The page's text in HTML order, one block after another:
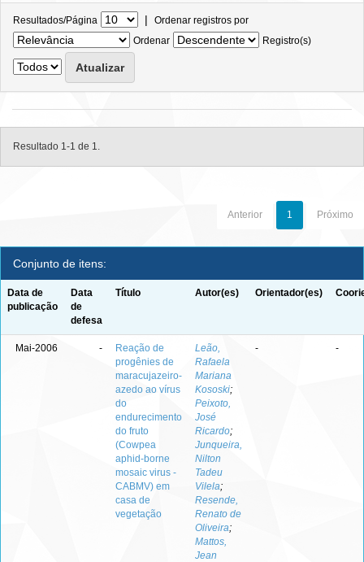
Resultados/Página | Ordenar registros por
Ordenar
Registro(s)
Resultado 1-1 de 1.
Anterior 1 Próximo
Conjunto de itens:
Data de
publicação
Data
de
defesa
Título Autor(es) Orientador(es)
Mai-2006 -
Reação de
progênies de
maracujazeiro-
azedo ao vírus
do
endurecimento
do fruto
(Cowpea
aphid-borne
mosaic virus -
CABMV) em
casa de
vegetação
Leão,
Rafaela
Mariana
Kososki;
Peixoto,
José
Ricardo;
Junqueira,
Nilton
Tadeu
Vilela;
Resende,
Renato de
Oliveira;
Mattos,
Jean
- -